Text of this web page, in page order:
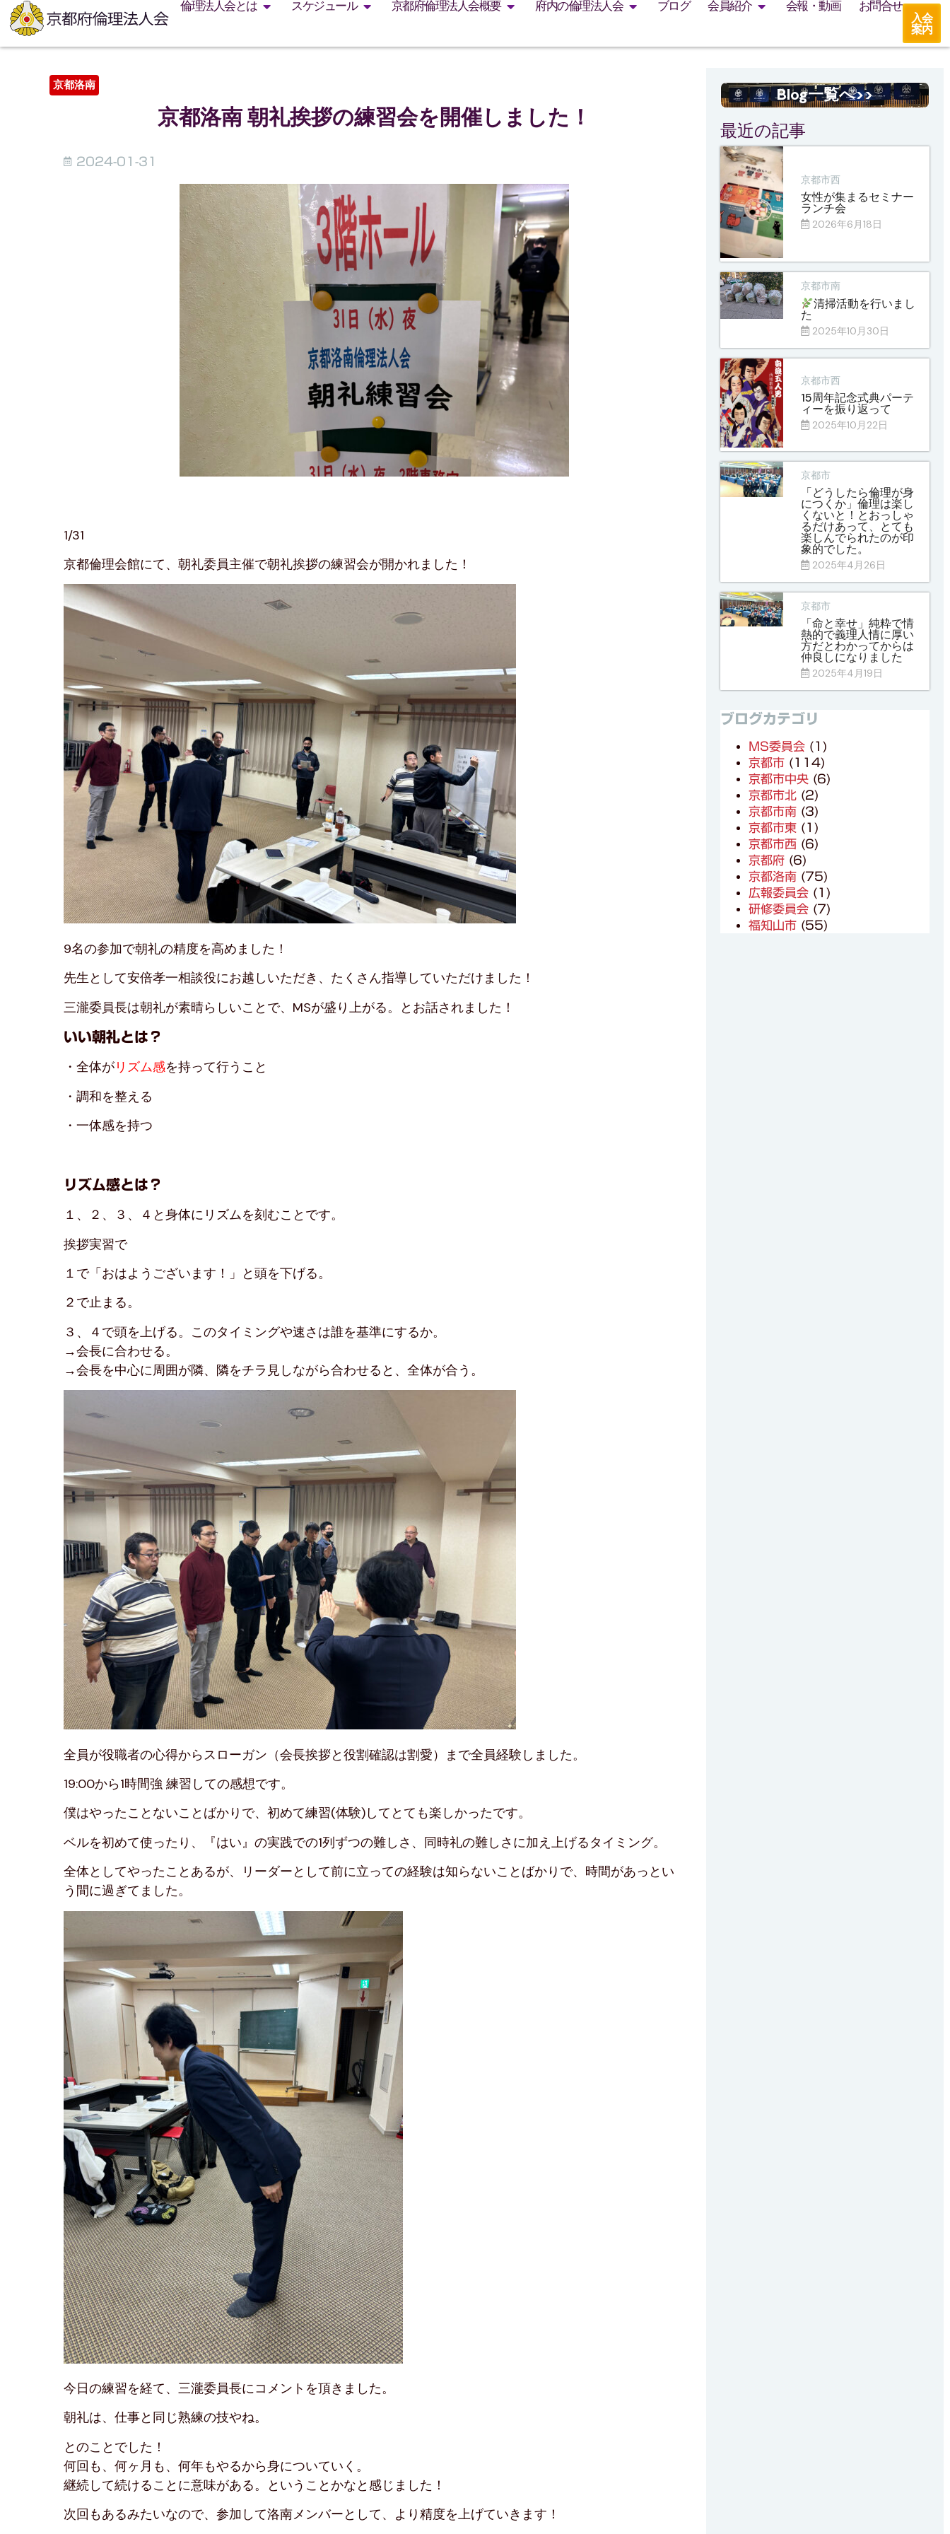
倫理法人会とは スケジュール 京都府倫理法人会概要 府内の倫理法人会 ブログ 会員紹介 会報・動画
お問合せ
入会
案内
京都洛南
京都洛南 朝礼挨拶の練習会を開催しました！
2024-01-31
1/31
京都倫理会館にて、朝礼委員主催で朝礼挨拶の練習会が開かれました！
9名の参加で朝礼の精度を高めました！
先生として安倍孝一相談役にお越しいただき、たくさん指導していただけました！
三瀧委員長は朝礼が素晴らしいことで、MSが盛り上がる。とお話されました！
いい朝礼とは？
・全体がリズム感を持って行うこと
・調和を整える
・一体感を持つ
リズム感とは？
１、２、３、４と身体にリズムを刻むことです。
挨拶実習で
１で「おはようございます！」と頭を下げる。
２で止まる。
３、４で頭を上げる。このタイミングや速さは誰を基準にするか。
→会長に合わせる。
→会長を中心に周囲が隣、隣をチラ見しながら合わせると、全体が合う。
全員が役職者の心得からスローガン（会長挨拶と役割確認は割愛）まで全員経験しました。
19:00から1時間強 練習しての感想です。
僕はやったことないことばかりで、初めて練習(体験)してとても楽しかったです。
ベルを初めて使ったり、『はい』の実践での1列ずつの難しさ、同時礼の難しさに加え上げるタイミング。
全体としてやったことあるが、リーダーとして前に立っての経験は知らないことばかりで、時間があっとい
う間に過ぎてました。
今日の練習を経て、三瀧委員長にコメントを頂きました。
朝礼は、仕事と同じ熟練の技やね。
とのことでした！
何回も、何ヶ月も、何年もやるから身についていく。
継続して続けることに意味がある。ということかなと感じました！
次回もあるみたいなので、参加して洛南メンバーとして、より精度を上げていきます！
Blog一覧へ>>
最近の記事
京都市西
女性が集まるセミナー
ランチ会
2026年6月18日
京都市南
清掃活動を行いまし
た
2025年10月30日
京都市西
15周年記念式典パーテ
ィーを振り返って
2025年10月22日
京都市
「どうしたら倫理が身
につくか」倫理は楽し
くないと！とおっしゃ
るだけあって、とても
楽しんでられたのが印
象的でした。
2025年4月26日
京都市
「命と幸せ」純粋で情
熱的で義理人情に厚い
方だとわかってからは
仲良しになりました
2025年4月19日
ブログカテゴリ
MS委員会 (1)
京都市 (114)
京都市中央 (6)
京都市北 (2)
京都市南 (3)
京都市東 (1)
京都市西 (6)
京都府 (6)
京都洛南 (75)
広報委員会 (1)
研修委員会 (7)
福知山市 (55)